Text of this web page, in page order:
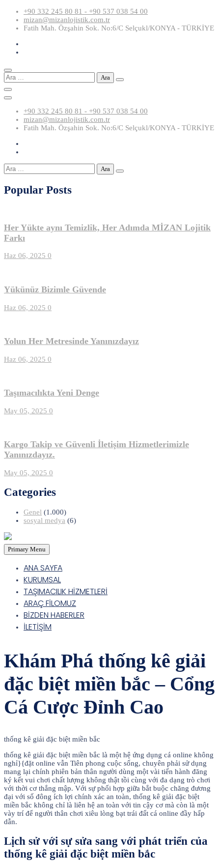
Skip
content
+90 332 245 80 81 - +90 537 038 54 00
mizan@mizanlojistik.com.tr
Fatih Mah. Özşahin Sok. No:6/C Selçukl/KONYA - TÜRKİYE
Arama:
+90 332 245 80 81 - +90 537 038 54 00
mizan@mizanlojistik.com.tr
Fatih Mah. Özşahin Sok. No:6/C Selçukl/KONYA - TÜRKİYE
Arama:
Popular Posts
Her Yükte aynı Temizlik, Her Adımda MİZAN Lojitik
Farkı
Haz 06, 2025 0
Yükünüz Bizimle Güvende
Haz 06, 2025 0
Yolun Her Metresinde Yanınızdayız
Haz 06, 2025 0
Taşımacılıkta Yeni Denge
May 05, 2025 0
Kargo Takip ve Güvenli İletişim Hizmetlerimizle
Yanınızdayız.
May 05, 2025 0
Categories
Genel (1.000)
sosyal medya (6)
Primary Menu
ANA SAYFA
KURUMSAL
TAŞIMACILIK HİZMETLERİ
ARAÇ FİLOMUZ
BİZDEN HABERLER
İLETİŞİM
Khám Phá thống kê giải
đặc biệt miền bắc – Cổng
Cá Cược Đỉnh Cao
thống kê giải đặc biệt miền bắc
thống kê giải đặc biệt miền bắc là một hệ ứng dụng cá online không
nghỉ}{đặt online vẫn Tiên phong cuộc sống, chuyên phải sử dụng
mang lại chính phiên bản thân người dùng một vài tiến hành đăng
ký kết vui chơi chất lượng không thật tồi cùng với đa dạng trò chơi
với thời cơ thắng mập. Với sự phối hợp giữa bắt buộc chăng đương
đại với số đông ích lợi chính xác an toàn, thống kê giải đặc biệt
miền bắc không chỉ là liên hệ an toàn với tin cậy cơ mà còn là một
vày trí để người thân chơi xiêu lòng bạt trái đất cá online đầy hấp
dẫn.
Lịch sử với sự sửa sang với phát triển của
thống kê giải đặc biệt miền bắc